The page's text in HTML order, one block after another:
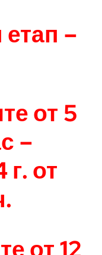
–
от 5
–
от